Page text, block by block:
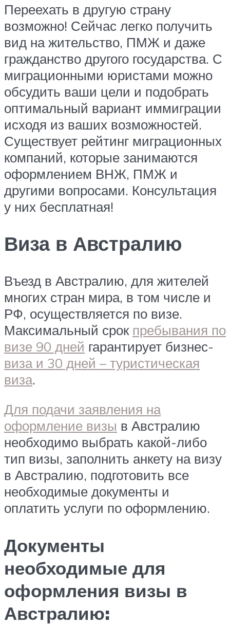
Переехать в другую страну
возможно! Сейчас легко получить
вид на жительство, ПМЖ и даже
гражданство другого государства. С
миграционными юристами можно
обсудить ваши цели и подобрать
оптимальный вариант иммиграции
исходя из ваших возможностей.
Существует рейтинг миграционных
компаний, которые занимаются
оформлением ВНЖ, ПМЖ и
другими вопросами. Консультация
у них бесплатная!
Виза в Австралию
Въезд в Австралию, для жителей
многих стран мира, в том числе и
РФ, осуществляется по визе.
Максимальный срок пребывания по
визе 90 дней гарантирует бизнес-
виза и 30 дней – туристическая
виза.
Для подачи заявления на
оформление визы в Австралию
необходимо выбрать какой-либо
тип визы, заполнить анкету на визу
в Австралию, подготовить все
необходимые документы и
оплатить услуги по оформлению.
Документы
необходимые для
оформления визы в
Австралию: